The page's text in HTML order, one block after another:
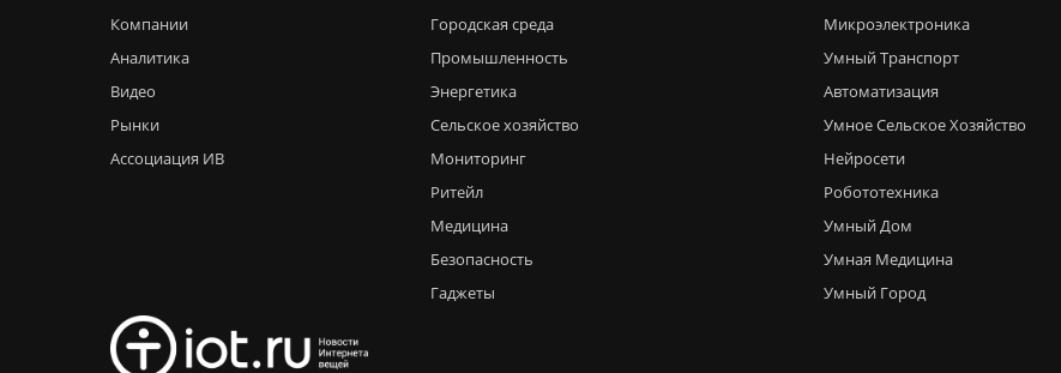
Компании
Аналитика
Видео
Рынки
Ассоциация ИВ
Городская среда
Промышленность
Энергетика
Сельское хозяйство
Мониторинг
Ритейл
Медицина
Безопасность
Гаджеты
Микроэлектроника
Умный Транспорт
Автоматизация
Умное Сельское Хозяйство
Нейросети
Робототехника
Умный Дом
Умная Медицина
Умный Город